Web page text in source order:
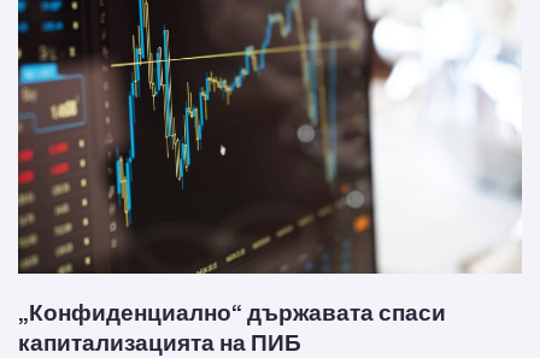
„Конфиденциално“ държавата спаси
капитализацията на ПИБ